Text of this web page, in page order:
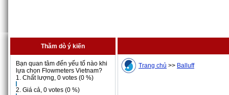
Thăm dò ý kiến
Bạn quan tâm đến yếu tố nào khi
lựa chọn Flowmeters Vietnam?
1. Chất lượng, 0 votes (0 %)
2. Giá cả, 0 votes (0 %)
Trang chủ >> Balluff